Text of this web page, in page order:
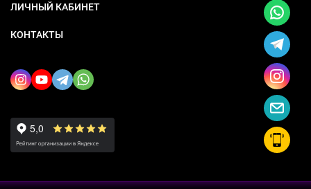
ЛИЧНЫЙ КАБИНЕТ
КОНТАКТЫ